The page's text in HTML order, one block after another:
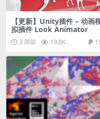
【更新】Unity插件 – 动画
拟插件 Look Animator
3 周前 19.8K